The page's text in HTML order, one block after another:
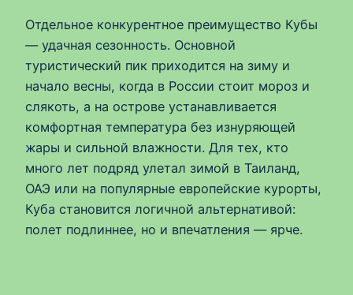
Отдельное конкурентное преимущество Кубы
— удачная сезонность. Основной
туристический пик приходится на зиму и
начало весны, когда в России стоит мороз и
слякоть, а на острове устанавливается
комфортная температура без изнуряющей
жары и сильной влажности. Для тех, кто
много лет подряд улетал зимой в Таиланд,
ОАЭ или на популярные европейские курорты,
Куба становится логичной альтернативой:
полет подлиннее, но и впечатления — ярче.